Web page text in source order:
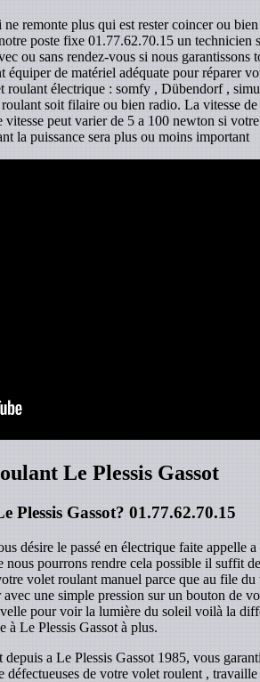
remonte plus qui est rester coincer ou
poste fixe 01.77.62.70.15 un technicien
ou sans rendez-vous si nous
de matériel adéquate pour réparer
électrique : somfy , Dübendorf ,
soit filaire ou bien radio. La vitesse
peut varier de 5 a 100 newton si
la puissance sera plus ou moins important
Le Plessis Gassot
Plessis Gassot?01.77.62.70.15
désire le passé en électrique faite appelle
pourrons rendre cela possible il suffit
volet roulant manuel parce que au file
une simple pression sur un bouton de
pour voir la lumière du soleil voilà la
à Le Plessis Gassot à plus.
a Le Plessis Gassot 1985, vous
de votre volet roulent ,